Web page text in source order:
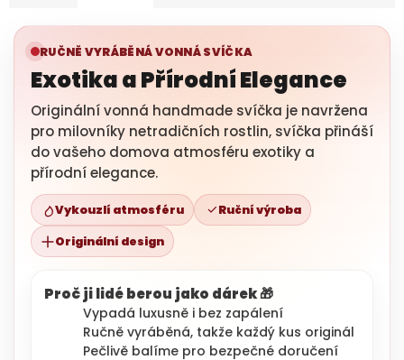
RUČNĚ VYRÁBĚNÁ VONNÁ SVÍČKA
Exotika a Přírodní Elegance
Originální vonná handmade svíčka je navržena
pro milovníky netradičních rostlin, svíčka přináší
do vašeho domova atmosféru exotiky a
přírodní elegance.
Vykouzlí atmosféru Ruční výroba
Originální design
Proč ji lidé berou jako dárek 🎁
Vypadá luxusně i bez zapálení
Ručně vyráběná, takže každý kus originál
Pečlivě balíme pro bezpečné doručení